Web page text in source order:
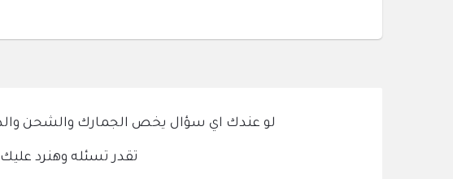
لو عندك اي سؤال يخص الجمارك والشحن والدفع
تقدر تسئله وهنرد عليك